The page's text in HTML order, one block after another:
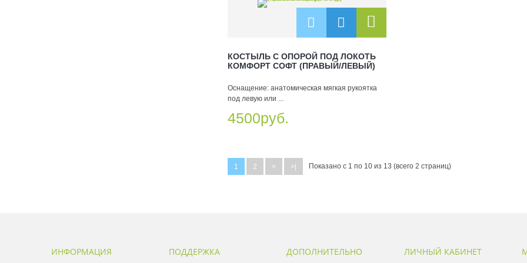
КОСТЫЛЬ С ОПОРОЙ ПОД ЛОКОТЬ
КОМФОРТ СОФТ (ПРАВЫЙ/ЛЕВЫЙ)
Оснащение: анатомическая мягкая рукоятка
под левую или ...
4500руб.
1 2 > >| Показано с 1 по 10 из 13 (всего 2 страниц)
ИНФОРМАЦИЯ ПОДДЕРЖКА ДОПОЛНИТЕЛЬНО ЛИЧНЫЙ КАБИНЕТ